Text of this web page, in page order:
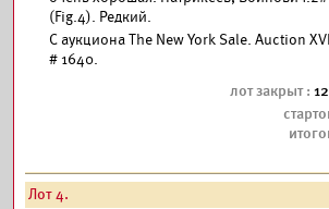
(Fig.4). Редкий.
С аукциона The New York Sale. Auction
# 1640.
Лот 4.